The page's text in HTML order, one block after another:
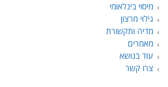
מיסוי בינלאומי
גילוי מרצון
מדיה ותקשורת
מאמרים
עוד בנושא
צרו קשר